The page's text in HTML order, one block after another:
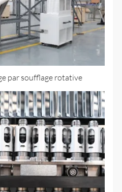
par soufflage rotative